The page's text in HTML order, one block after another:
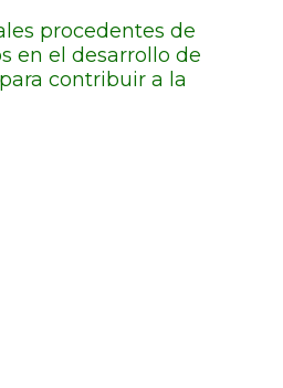
procedentes de
en el desarrollo de
contribuir a la